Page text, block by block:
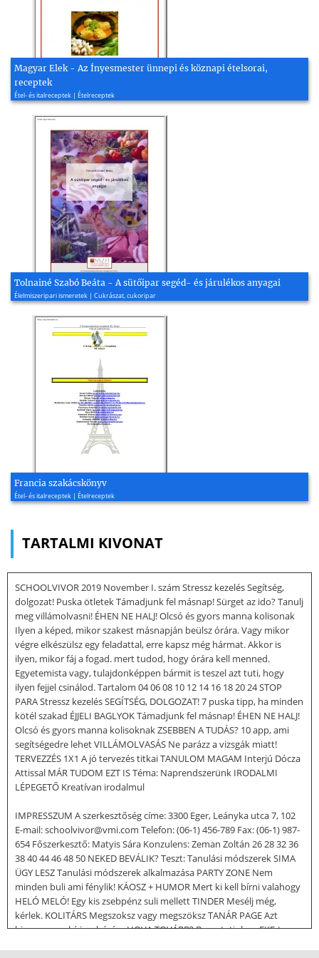
Magyar Elek - Az Ínyesmester ünnepi és köznapi ételsorai,
receptek
Étel- és italreceptek | Ételreceptek
Tolnainé Szabó Beáta - A sütőipar segéd- és járulékos anyagai
Élelmiszeripari ismeretek | Cukrászat, cukoripar
Francia szakácskönyv
Étel- és italreceptek | Ételreceptek
TARTALMI KIVONAT
SCHOOLVIVOR 2019 November I. szám Stressz kezelés Segítség,
dolgozat! Puska ötletek Támadjunk fel másnap! Sürget az ido? Tanulj
meg villámolvasni! ÉHEN NE HALJ! Olcsó és gyors manna kolisonak
Ilyen a képed, mikor szakest másnapján beülsz órára. Vagy mikor
végre elkészülsz egy feladattal, erre kapsz még hármat. Akkor is
ilyen, mikor fáj a fogad. mert tudod, hogy órára kell menned.
Egyetemista vagy, tulajdonképpen bármit is teszel azt tuti, hogy
ilyen fejjel csinálod. Tartalom 04 06 08 10 12 14 16 18 20 24 STOP
PARA Stressz kezelés SEGÍTSÉG, DOLGOZAT! 7 puska tipp, ha minden
kötél szakad ÉJJELI BAGLYOK Támadjunk fel másnap! ÉHEN NE HALJ!
Olcsó és gyors manna kolisoknak ZSEBBEN A TUDÁS? 10 app, ami
segítségedre lehet VILLÁMOLVASÁS Ne parázz a vizsgák miatt!
TERVEZZÉS 1X1 A jó tervezés titkai TANULOM MAGAM Interjú Dócza
Attissal MÁR TUDOM EZT IS Téma: Naprendszerünk IRODALMI
LÉPEGETŐ Kreatívan irodalmul
IMPRESSZUM A szerkesztőség címe: 3300 Eger, Leányka utca 7, 102
E-mail: schoolvivor@vmi.com Telefon: (06-1) 456-789 Fax: (06-1) 987-
654 Főszerkesztő: Matyis Sára Konzulens: Zeman Zoltán 26 28 32 36
38 40 44 46 48 50 NEKED BEVÁLIK? Teszt: Tanulási módszerek SIMA
ÜGY LESZ Tanulási módszerek alkalmazása PARTY ZONE Nem
minden buli ami fénylik! KÁOSZ + HUMOR Mert ki kell bírni valahogy
HELÓ MELÓ! Egy kis zsebpénz suli mellett TINDER Mesélj még,
kérlek. KOLITÁRS Megszoksz vagy megszöksz TANÁR PAGE Azt
hiszem nem bírja a búrám HOVA TOVÁBB? Bemutatjuk az EKE-t